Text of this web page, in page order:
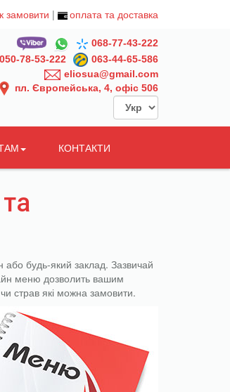
замовити | оплата та доставка
068-77-43-222
050-78-53-222
063-44-65-586
eliosua@gmail.com
пл. Європейська, 4, офіс 506
КОНТАКТИ
будь-який заклад. Зазвичай
меню дозволить вашим
чи страв які можна замовити.